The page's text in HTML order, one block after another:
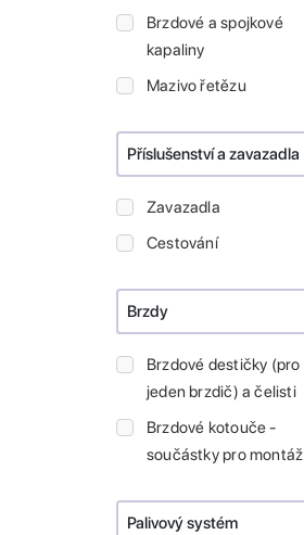
Brzdové a spojkové
kapaliny
Mazivo řetězu
Příslušenství a zavazadla
Zavazadla
Cestování
Brzdy
Brzdové destičky (pro
jeden brzdič) a čelisti
Brzdové kotouče -
součástky pro montáž
Palivový systém